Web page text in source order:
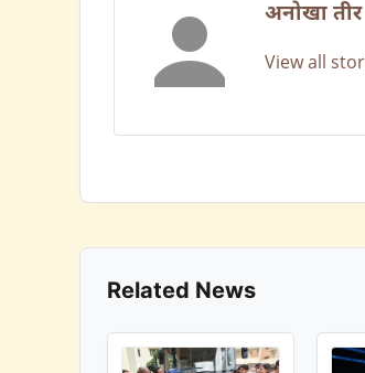
अनोखा तीर
View all
Related News